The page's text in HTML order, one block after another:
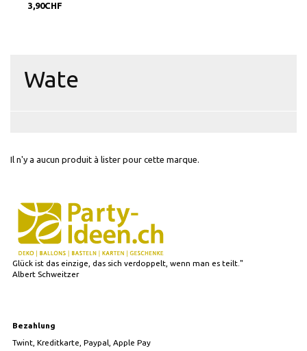
3,90CHF
Wate
Il n'y a aucun produit à lister pour cette marque.
Glück ist das einzige, das sich verdoppelt, wenn man es teilt."
Albert Schweitzer
Bezahlung
Twint, Kreditkarte, Paypal, Apple Pay